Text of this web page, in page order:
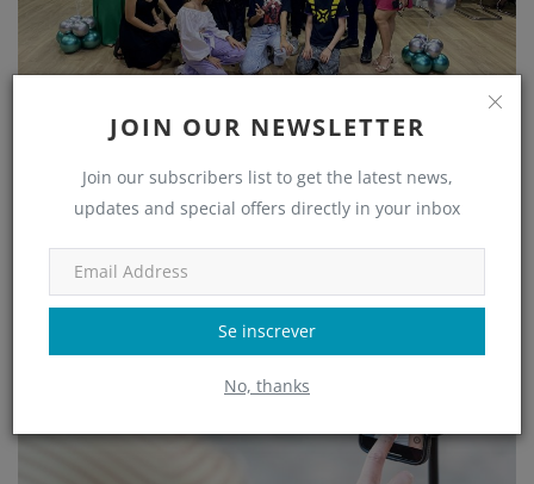
JOIN OUR NEWSLETTER
Join our subscribers list to get the latest news,
updates and special offers directly in your inbox
Se inscrever
No, thanks
Maior rede de Studios de Entretenimento e
Jul 28, 2022
Guia do Clube